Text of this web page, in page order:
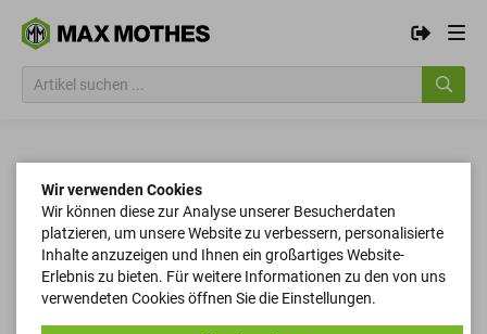
Wir verwenden Cookies
Wir können diese zur Analyse unserer Besucherdaten
platzieren, um unsere Website zu verbessern, personalisierte
Inhalte anzuzeigen und Ihnen ein großartiges Website-
Erlebnis zu bieten. Für weitere Informationen zu den von uns
verwendeten Cookies öffnen Sie die Einstellungen.